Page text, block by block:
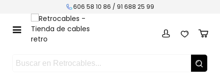
606 58 10 86 / 91 688 25 99